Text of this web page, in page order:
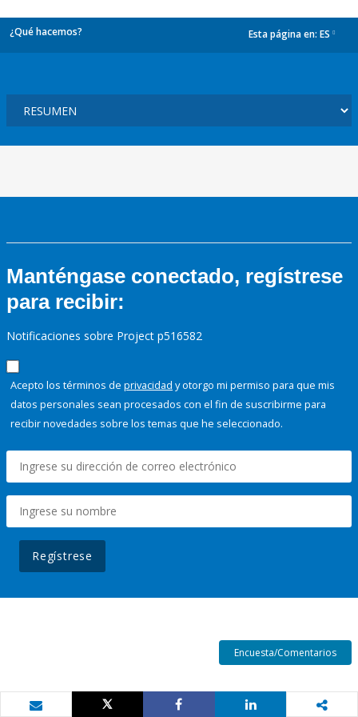
¿Qué hacemos? Esta página en: ES
Manténgase conectado, regístrese
para recibir:
Notificaciones sobre Project p516582
Acepto los términos de privacidad y otorgo mi permiso para que mis
datos personales sean procesados con el fin de suscribirme para
recibir novedades sobre los temas que he seleccionado.
Regístrese
Encuesta/Comentarios